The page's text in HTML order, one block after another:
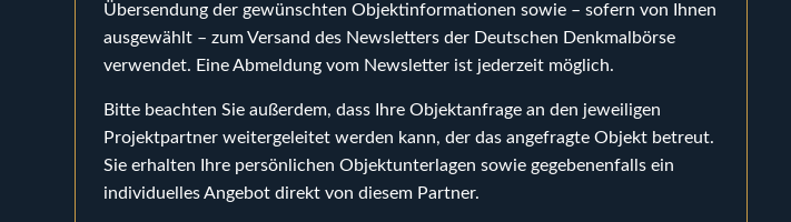
Übersendung der gewünschten Objektinformationen sowie – sofern von Ihnen
ausgewählt – zum Versand des Newsletters der Deutschen Denkmalbörse
verwendet. Eine Abmeldung vom Newsletter ist jederzeit möglich.
Bitte beachten Sie außerdem, dass Ihre Objektanfrage an den jeweiligen
Projektpartner weitergeleitet werden kann, der das angefragte Objekt betreut.
Sie erhalten Ihre persönlichen Objektunterlagen sowie gegebenenfalls ein
individuelles Angebot direkt von diesem Partner.